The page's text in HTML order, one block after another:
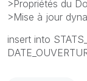
>Propriétés du
>Mise à jour
insert into